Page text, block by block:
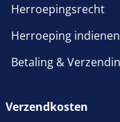
Herroepingsrecht
Herroeping indienen
Betaling &
Verzendkosten